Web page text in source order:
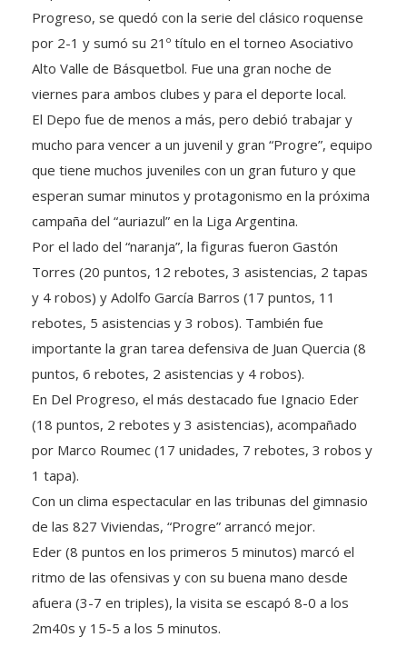
por 2-1 y sumó su 21º título en el torneo Asociativo
Alto Valle de Básquetbol. Fue una gran noche de
viernes para ambos clubes y para el deporte local.
El Depo fue de menos a más, pero debió trabajar y
mucho para vencer a un juvenil y gran “Progre”, equipo
que tiene muchos juveniles con un gran futuro y que
esperan sumar minutos y protagonismo en la próxima
campaña del “auriazul” en la Liga Argentina.
Por el lado del “naranja”, la figuras fueron Gastón
Torres (20 puntos, 12 rebotes, 3 asistencias, 2 tapas
y 4 robos) y Adolfo García Barros (17 puntos, 11
rebotes, 5 asistencias y 3 robos). También fue
importante la gran tarea defensiva de Juan Quercia (8
puntos, 6 rebotes, 2 asistencias y 4 robos).
En Del Progreso, el más destacado fue Ignacio Eder
(18 puntos, 2 rebotes y 3 asistencias), acompañado
por Marco Roumec (17 unidades, 7 rebotes, 3 robos y
1 tapa).
Con un clima espectacular en las tribunas del gimnasio
de las 827 Viviendas, “Progre” arrancó mejor.
Eder (8 puntos en los primeros 5 minutos) marcó el
ritmo de las ofensivas y con su buena mano desde
afuera (3-7 en triples), la visita se escapó 8-0 a los
2m40s y 15-5 a los 5 minutos.
A Roca le costó mucho la ofensiva (1-7 en triples en el